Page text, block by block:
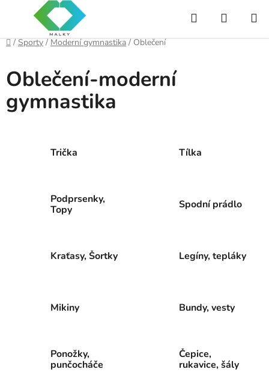
Hledat
KOŠÍK
Domů
/ Sporty / Moderní gymnastika / Oblečení
Oblečení-moderní
gymnastika
Trička Tílka
Podprsenky,
Topy
Spodní prádlo
Kraťasy, Šortky Legíny, tepláky
Mikiny Bundy, vesty
Ponožky,
punčocháče
Čepice,
rukavice, šály